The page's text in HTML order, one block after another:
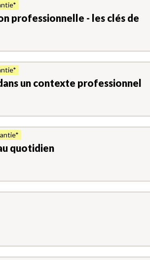
professionnelle - les clés de
un contexte professionnel
quotidien